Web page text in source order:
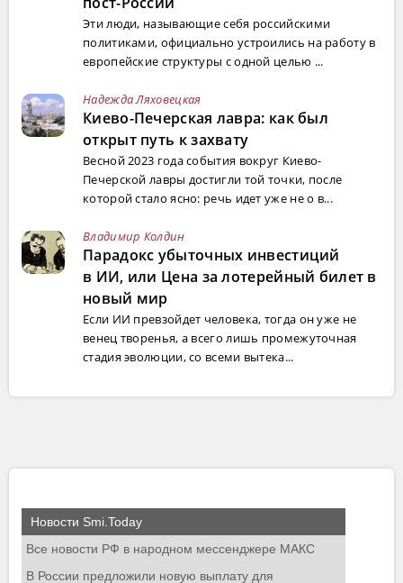
Эти люди, называющие себя российскими
политиками, официально устроились на работу в
европейские структуры с одной целью ...
Надежда Ляховецкая
Киево-Печерская лавра: как был
открыт путь к захвату
Весной 2023 года события вокруг Киево-
Печерской лавры достигли той точки, после
которой стало ясно: речь идет уже не о в...
Владимир Колдин
Парадокс убыточных инвестиций
в ИИ, или Цена за лотерейный билет в
новый мир
Если ИИ превзойдет человека, тогда он уже не
венец творенья, а всего лишь промежуточная
стадия эволюции, со всеми вытека...